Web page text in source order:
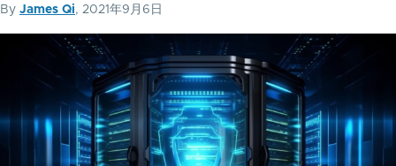
By James Qi, 2021年9月6日